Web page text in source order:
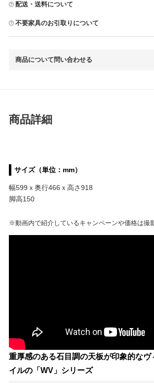
配送・送料について
不要家具のお引取りについて
商品について問い合わせる
商品詳細
サイズ（単位：mm）
幅599ｘ奥行466ｘ高さ918
脚高150
※動画内で紹介しているキャンペーンや価格は撮
重厚感のある石目調の天板が印象的なヴ
イルの「WV」シリーズ